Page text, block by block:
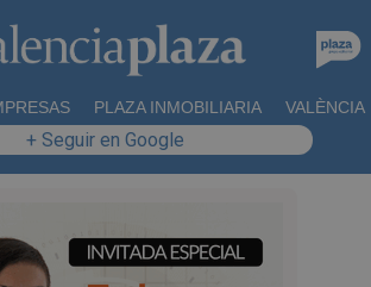
PLAZA INMOBILIARIA VALÈNCIA
+ Seguir en Google